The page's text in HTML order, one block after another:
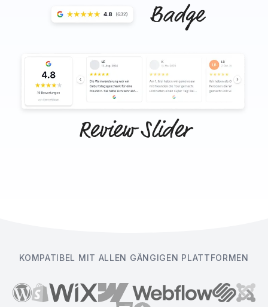
KOMPATIBEL MIT ALLEN GÄNGIGEN PLATTFORMEN